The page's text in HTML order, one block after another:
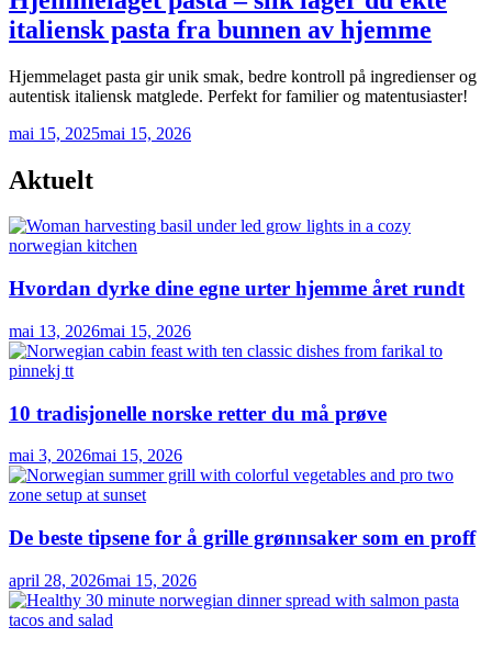
italiensk pasta fra bunnen av hjemme
Hjemmelaget pasta gir unik smak, bedre kontroll på ingredienser og
autentisk italiensk matglede. Perfekt for familier og matentusiaster!
mai 15, 2025mai 15, 2026
Aktuelt
Hvordan dyrke dine egne urter hjemme året rundt
mai 13, 2026mai 15, 2026
10 tradisjonelle norske retter du må prøve
mai 3, 2026mai 15, 2026
De beste tipsene for å grille grønnsaker som en proff
april 28, 2026mai 15, 2026